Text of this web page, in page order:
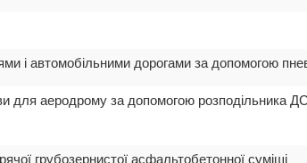
і автомобільними дорогами за допомогою
для аеродрому за допомогою розподільника
грубозернистої асфальтобетонної суміші